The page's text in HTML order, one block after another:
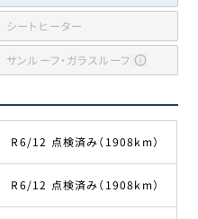
シートヒーター
サンルーフ・ガラスルーフ
R6/12 点検済み（1908km）
R6/12 点検済み（1908km）